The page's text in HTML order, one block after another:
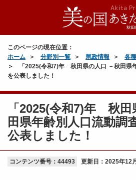
このページの現在位置：
ホーム
分野別一覧 県政情報 各
「2025(令和7)年 秋田県の人口 －秋田県
を公表しました！
「2025(令和7)年 秋田
田県年齢別人口流動調
公表しました！
コンテンツ番号：44493 更新日： 2025年12